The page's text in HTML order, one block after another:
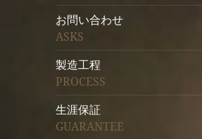
お問い合わせ
ASKS
製造工程
PROCESS
生涯保証
GUARANTEE